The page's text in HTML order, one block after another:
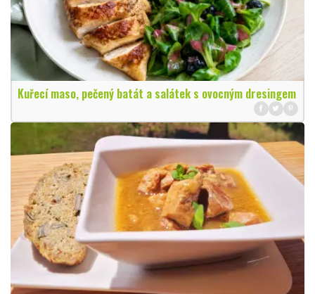
Kuřecí maso, pečený batát a salátek s ovocným dresingem